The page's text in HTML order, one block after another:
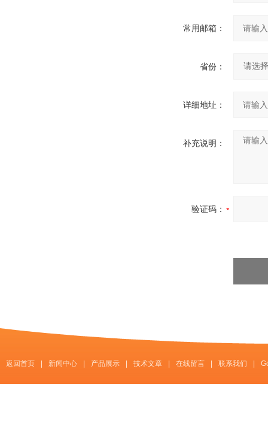
常用邮箱：
省份：
详细地址：
补充说明：
验证码：
返回首页 新闻中心 产品展示 技术文章 在线留言 联系我们